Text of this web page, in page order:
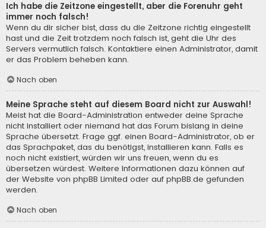
Ich habe die Zeitzone eingestellt, aber die Forenuhr geht
immer noch falsch!
Wenn du dir sicher bist, dass du die Zeitzone richtig eingestellt
hast und die Zeit trotzdem noch falsch ist, geht die Uhr des
Servers vermutlich falsch. Kontaktiere einen Administrator, damit
er das Problem beheben kann.
Nach oben
Meine Sprache steht auf diesem Board nicht zur Auswahl!
Meist hat die Board-Administration entweder deine Sprache
nicht installiert oder niemand hat das Forum bislang in deine
Sprache übersetzt. Frage ggf. einen Board-Administrator, ob er
das Sprachpaket, das du benötigst, installieren kann. Falls es
noch nicht existiert, würden wir uns freuen, wenn du es
übersetzen würdest. Weitere Informationen dazu können auf
der Website von phpBB Limited oder auf phpBB.de gefunden
werden.
Nach oben